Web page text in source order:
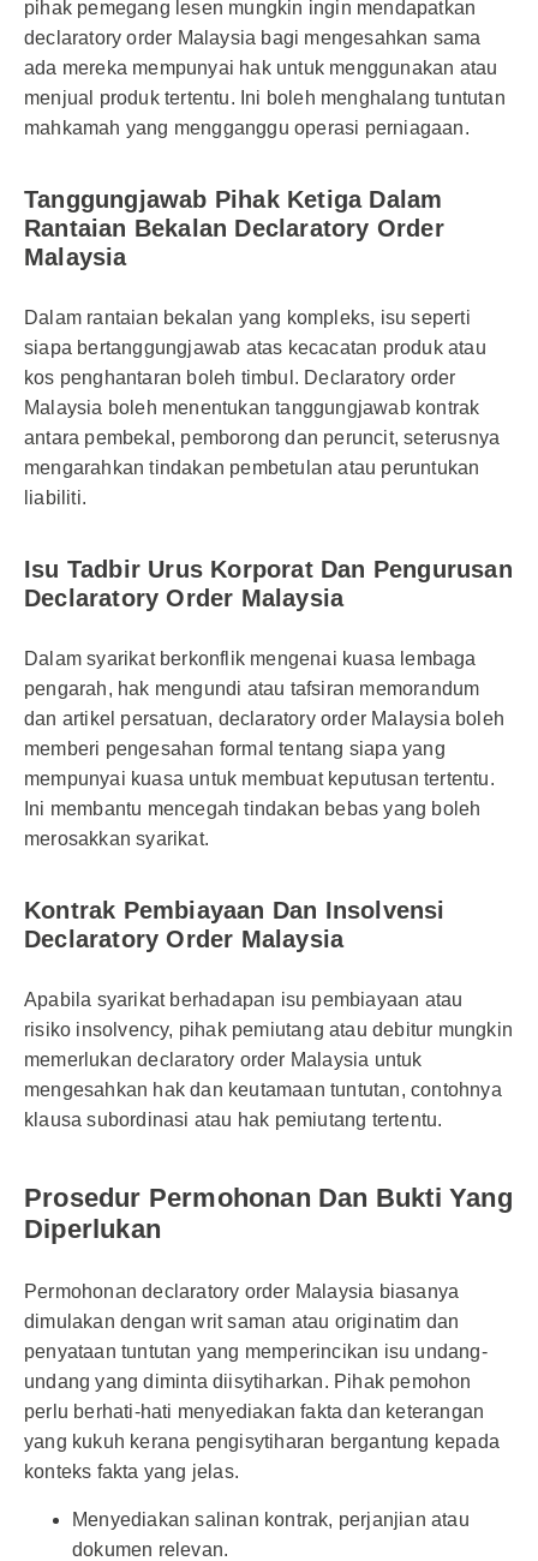
pihak pemegang lesen mungkin ingin mendapatkan
declaratory order Malaysia bagi mengesahkan sama
ada mereka mempunyai hak untuk menggunakan atau
menjual produk tertentu. Ini boleh menghalang tuntutan
mahkamah yang mengganggu operasi perniagaan.
Tanggungjawab Pihak Ketiga Dalam
Rantaian Bekalan Declaratory Order
Malaysia
Dalam rantaian bekalan yang kompleks, isu seperti
siapa bertanggungjawab atas kecacatan produk atau
kos penghantaran boleh timbul. Declaratory order
Malaysia boleh menentukan tanggungjawab kontrak
antara pembekal, pemborong dan peruncit, seterusnya
mengarahkan tindakan pembetulan atau peruntukan
liabiliti.
Isu Tadbir Urus Korporat Dan Pengurusan
Declaratory Order Malaysia
Dalam syarikat berkonflik mengenai kuasa lembaga
pengarah, hak mengundi atau tafsiran memorandum
dan artikel persatuan, declaratory order Malaysia boleh
memberi pengesahan formal tentang siapa yang
mempunyai kuasa untuk membuat keputusan tertentu.
Ini membantu mencegah tindakan bebas yang boleh
merosakkan syarikat.
Kontrak Pembiayaan Dan Insolvensi
Declaratory Order Malaysia
Apabila syarikat berhadapan isu pembiayaan atau
risiko insolvency, pihak pemiutang atau debitur mungkin
memerlukan declaratory order Malaysia untuk
mengesahkan hak dan keutamaan tuntutan, contohnya
klausa subordinasi atau hak pemiutang tertentu.
Prosedur Permohonan Dan Bukti Yang
Diperlukan
Permohonan declaratory order Malaysia biasanya
dimulakan dengan writ saman atau originatim dan
penyataan tuntutan yang memperincikan isu undang-
undang yang diminta diisytiharkan. Pihak pemohon
perlu berhati-hati menyediakan fakta dan keterangan
yang kukuh kerana pengisytiharan bergantung kepada
konteks fakta yang jelas.
Menyediakan salinan kontrak, perjanjian atau
dokumen relevan.